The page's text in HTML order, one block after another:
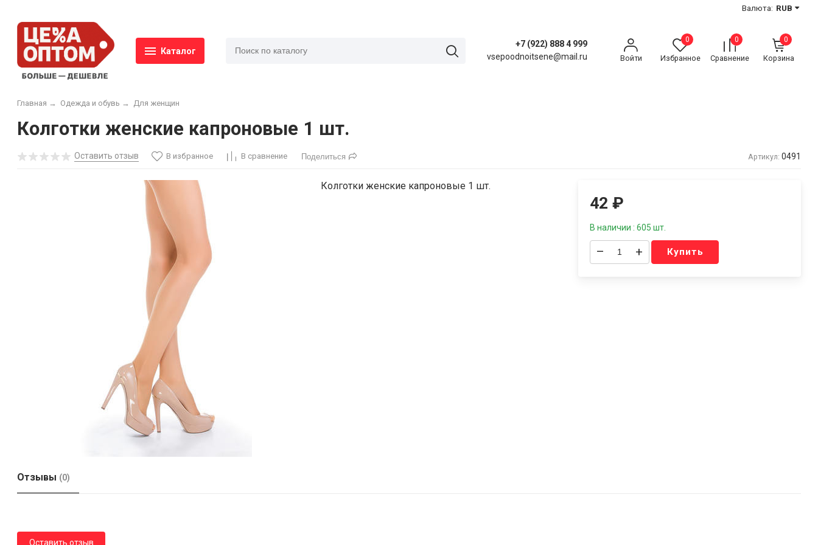
Валюта: RUB
Каталог
+7 (922) 888 4 999
vsepoodnoitsene@mail.ru
Войти
0
Избранное
0
Сравнение
0
Корзина
Главная → Одежда и обувь → Для женщин
Колготки женские капроновые 1 шт.
Оставить отзыв В избранное В сравнение Поделиться Артикул: 0491
Колготки женские капроновые 1 шт.
42₽
В наличии : 605 шт.
– + Купить
Отзывы (0)
Оставить отзыв